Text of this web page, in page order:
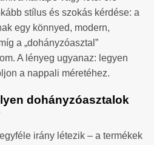
stílus és szokás kérdése: a
egy könnyed, modern,
a „dohányzóasztal”
A lényeg ugyanaz: legyen
a nappali méretéhez.
dohányzóasztalok
irány létezik – a termékek